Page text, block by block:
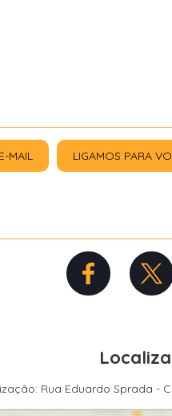
MAIL LIGAMOS PARA
Rua Eduardo Sprada -